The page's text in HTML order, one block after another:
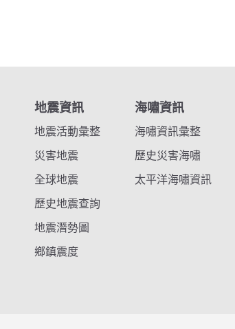
地震資訊
地震活動彙整
災害地震
全球地震
歷史地震查詢
地震潛勢圖
鄉鎮震度
海嘯資訊
海嘯資訊彙整
歷史災害海嘯
太平洋海嘯資訊